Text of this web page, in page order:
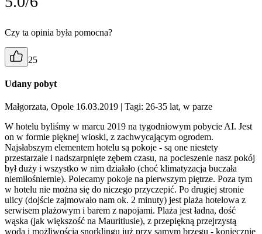
Czy ta opinia była pomocna?
25
Udany pobyt
Małgorzata, Opole 16.03.2019 | Tagi: 26-35 lat, w parze
W hotelu byliśmy w marcu 2019 na tygodniowym pobycie AI. Jest
on w formie pięknej wioski, z zachwycającym ogrodem.
Najsłabszym elementem hotelu są pokoje - są one niestety
przestarzałe i nadszarpnięte zębem czasu, na pocieszenie nasz pokój
był duży i wszystko w nim działało (choć klimatyzacja buczała
niemiłośniernie). Polecamy pokoje na pierwszym piętrze. Poza tym
w hotelu nie można się do niczego przyczepić. Po drugiej stronie
ulicy (dojście zajmowało nam ok. 2 minuty) jest plaża hotelowa z
serwisem plażowym i barem z napojami. Plaża jest ładna, dość
wąska (jak większość na Mauritiusie), z przepiękną przejrzystą
wodą i możliwością snorklingu już przy samym brzegu - koniecznie